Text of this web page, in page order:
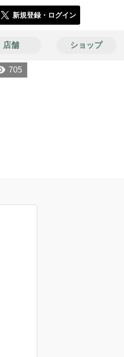
新規登録・ログイン
店舗 ショップ
705